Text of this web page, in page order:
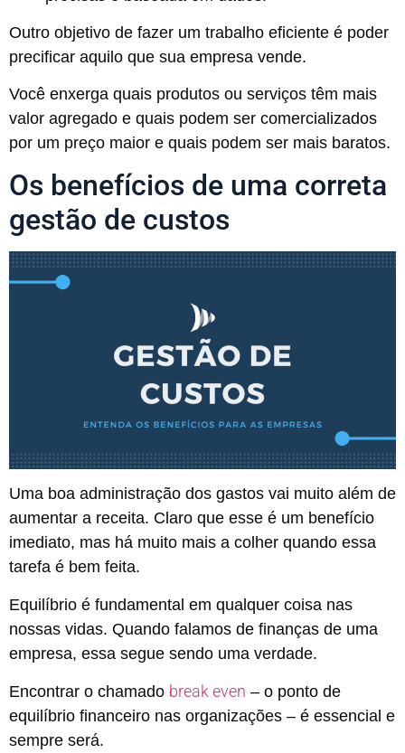
Outro objetivo de fazer um trabalho eficiente é poder
precificar aquilo que sua empresa vende.
Você enxerga quais produtos ou serviços têm mais
valor agregado e quais podem ser comercializados
por um preço maior e quais podem ser mais baratos.
Os benefícios de uma correta
gestão de custos
Uma boa administração dos gastos vai muito além de
aumentar a receita. Claro que esse é um benefício
imediato, mas há muito mais a colher quando essa
tarefa é bem feita.
Equilíbrio é fundamental em qualquer coisa nas
nossas vidas. Quando falamos de finanças de uma
empresa, essa segue sendo uma verdade.
Encontrar o chamado break even – o ponto de
equilíbrio financeiro nas organizações – é essencial e
sempre será.